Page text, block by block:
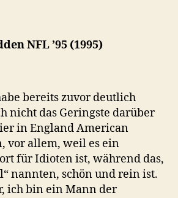
NFL ’95 (1995)
bereits zuvor deutlich
nicht das Geringste darüber
in England American
vor allem, weil es ein
für Idioten ist, während das,
nannten, schön und rein ist.
ich bin ein Mann der